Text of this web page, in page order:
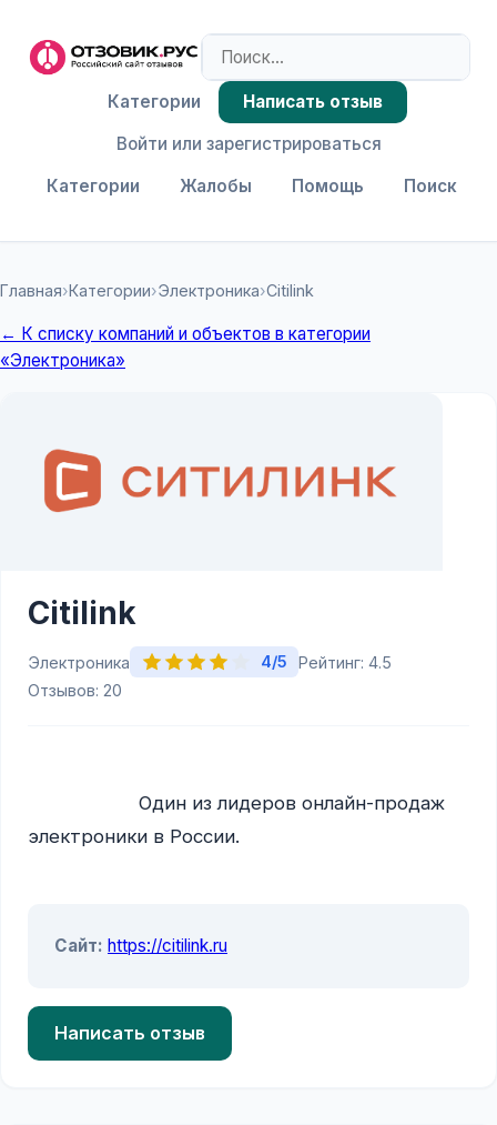
Категории Жалобы Помощь Поиск
Категории
Написать отзыв
Войти или зарегистрироваться
Главная›Категории›Электроника›Citilink
← К списку компаний и объектов в категории
«Электроника»
Citilink
Электроника 4/5
Рейтинг: 4.5
Отзывов: 20
электроники в России.
Сайт: https://citilink.ru
Написать отзыв